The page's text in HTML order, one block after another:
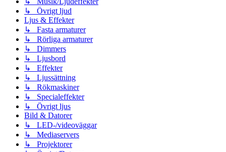
↳ Övrigt ljud
Ljus & Effekter
↳ Fasta armaturer
↳ Rörliga armaturer
↳ Dimmers
↳ Ljusbord
↳ Effekter
↳ Ljussättning
↳ Rökmaskiner
↳ Specialeffekter
↳ Övrigt ljus
Bild & Datorer
↳ LED-/videoväggar
↳ Mediaservers
↳ Projektorer